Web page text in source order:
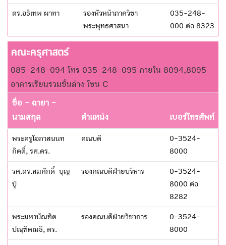
ดร.อธิเทพ ผาทา
รองหัวหน้าภาควิชา
พระพุทธศาสนา
035-248-
000 ต่อ 8323
คณะครุศาสตร์
085-248-094 โทร 035-248-095 ภายใน 8094,8095
อาคารเรียนรวมชั้นล่าง โซน C
ชื่อ - ฉายา -
นามสกุล
ตำแหน่ง เบอร์โทรศัพท์
พระครูโอภาสนนท
กิตติ์, รศ.ดร.
คณบดี
0-3524-
8000
รศ.ดร.สมศักดิ์ บุญ
ปู่
รองคณบดีฝ่ายบริหาร
0-3524-
8000 ต่อ
8282
พระมหาบัณฑิต
ปณฺฑิตเมธี, ดร.
รองคณบดีฝ่ายวิชาการ
0-3524-
8000